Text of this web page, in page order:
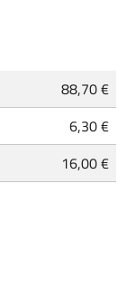
88,70 €
6,30 €
16,00 €